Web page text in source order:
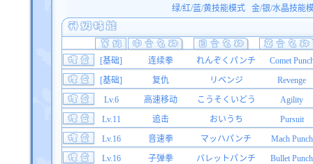
绿/红/蓝/黄技能模式 金/银/水晶技能
[基础] 连续拳 れんぞくパンチ
Comet
[基础]
复仇 リベンジ
Revenge
Lv.6
高速移动 こうそくいどう
Agility
Lv.11
追击 おいうち
Pursuit
Lv.16
音速拳 マッハパンチ
Mach Punch
Lv.16
子弹拳 バレットパンチ
Bullet Punch